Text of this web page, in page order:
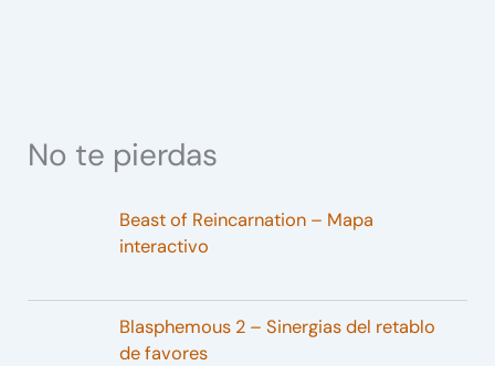
No te pierdas
Beast of Reincarnation – Mapa
interactivo
Blasphemous 2 – Sinergias del retablo
de favores